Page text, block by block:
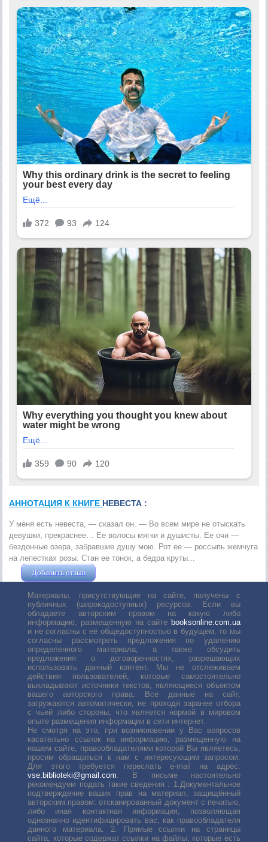
АННОТАЦИЯ К КНИГЕ НЕВЕСТА :
У меня есть невеста, — сказал он. — Во всем мире не отыскать
девушки, прекраснее… Ее волосы мягки и душисты. Ее очи —
бездонные озера, забравшие душу мою. Рот ее — россыпь жемчуга
на лепестках розы. Стан ее тонок, а бедра круты...
Добавить отзыв
Материалы, присутствующие на сайте, получены с
публичных (широкодоступных) ресурсов. Если вы
обладаете авторским правом на какую либо
информацию, размещенную на сайте booksonline.com.ua
и не согласны с её общедоступностью в будущем, то мы
согласны рассмотреть предложения по удалению
определенного материала, а также обсудить
предложения о договоренностях, разрешающих
использовать данный контент. Мы не отслеживаем
действия пользователей, которые самостоятельно
выкладывают источники текстов, являющиеся объектом
вашего авторского права. Все данные на сайт,
загружаются автоматически, не проходя заранее отбора
с чьей либо стороны, что является нормой в мировом
опыте размещения информации в сети интернет.
Не смотря на это, при возникновении у Вас вопросов
касательно ссылок на информацию, размещенную на
нашем сайте, правообладателями которой Вы являетесь,
просим обращаться к нам с интересующим запросом.
Для этого требуется переслать е-mail на адрес:
vse.biblioteki@gmail.com. В письме настоятельно
рекомендуем подать такие сведения : 1.Документальное
подтверждение ваших прав на материал, защищённый
авторским правом: отсканированный документ с печатью,
либо иная контактная информация, позволяющая
однозначно идентифицировать вас, как правообладателя
данного материала. 2. Прямые ссылки на страницы
сайта, которые содержат ссылки на файлы, которые есть